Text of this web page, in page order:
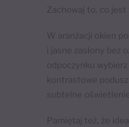
Zachowaj to, co
W aranżacji okien
i jasne zasłony
odpoczynku
kontrastowe
subtelne
Pamiętaj też, że